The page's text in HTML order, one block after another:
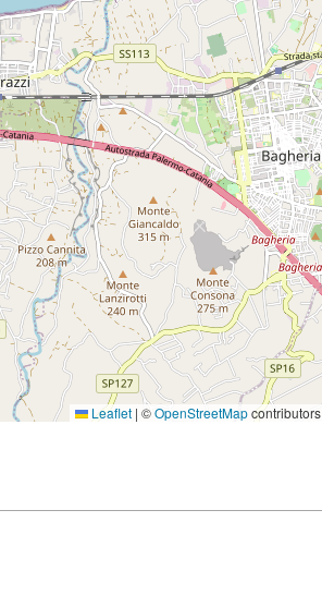
Leaflet | ©OpenStreetMapcontributors